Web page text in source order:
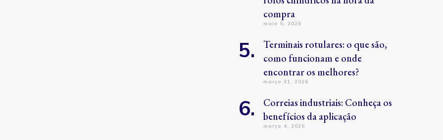
compra
maio 5, 2026
Terminais rotulares: o que são,
como funcionam e onde
encontrar os melhores?
março 31, 2026
Correias industriais: Conheça os
benefícios da aplicação
março 4, 2026